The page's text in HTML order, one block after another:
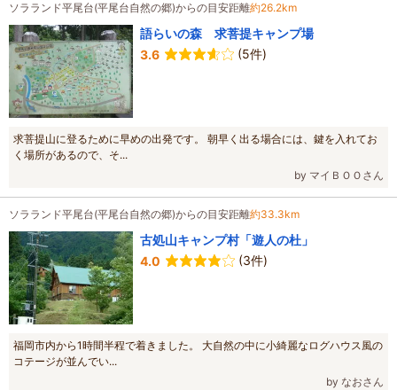
ソラランド平尾台(平尾台自然の郷)からの目安距離約26.2km
語らいの森 求菩提キャンプ場
3.6
(5件)
求菩提山に登るために早めの出発です。 朝早く出る場合には、鍵を入れてお
く場所があるので、そ...
by マイＢＯＯさん
ソラランド平尾台(平尾台自然の郷)からの目安距離約33.3km
古処山キャンプ村「遊人の杜」
4.0
(3件)
福岡市内から1時間半程で着きました。 大自然の中に小綺麗なログハウス風の
コテージが並んでい...
by なおさん